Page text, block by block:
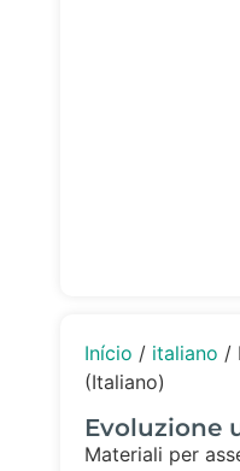
Início / italiano /
(Italiano)
Evoluzione
Materiali per